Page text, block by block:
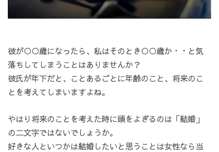
彼が○○歳になったら、私はそのとき○○歳か・・と気
落ちしてしまうことはありませんか？
彼氏が年下だと、ことあるごとに年齢のこと、将来のこ
とを考えてしまいますよね。
やはり将来のことを考えた時に頭をよぎるのは「結婚」
の二文字ではないでしょうか。
好きな人といつかは結婚したいと思うことは女性なら当